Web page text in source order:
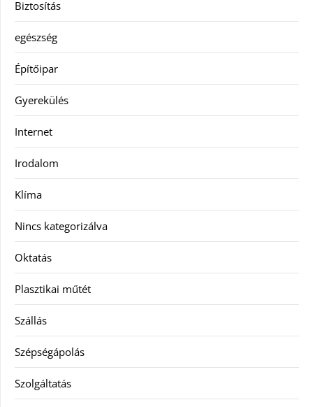
Biztosítás
egészség
Építőipar
Gyerekülés
Internet
Irodalom
Klíma
Nincs kategorizálva
Oktatás
Plasztikai műtét
Szállás
Szépségápolás
Szolgáltatás